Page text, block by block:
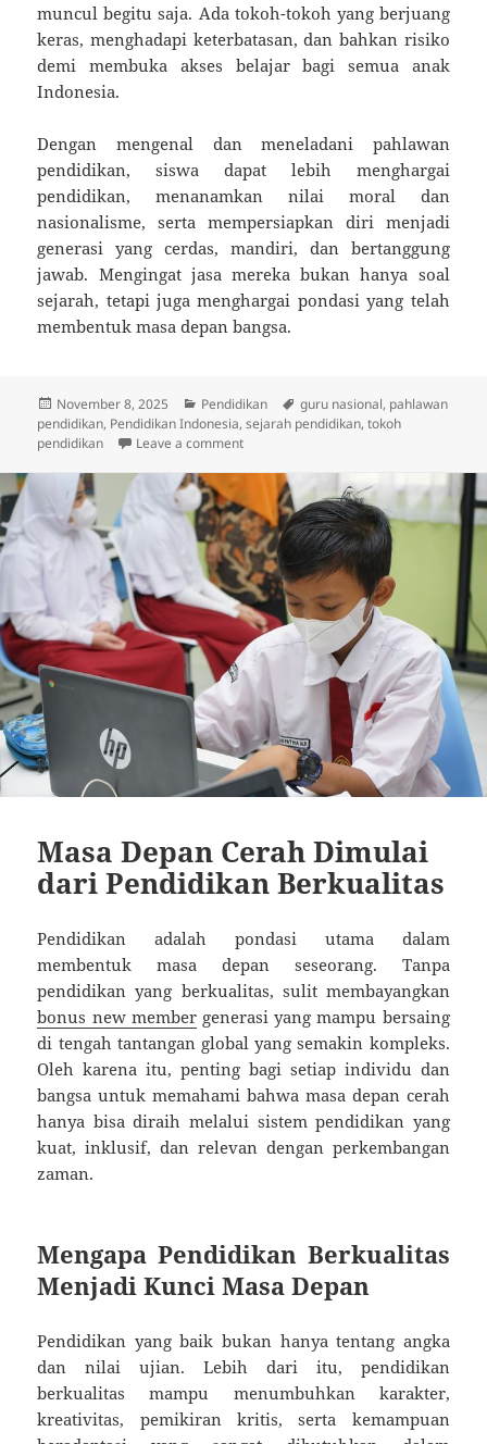
muncul begitu saja. Ada tokoh-tokoh yang berjuang
keras, menghadapi keterbatasan, dan bahkan risiko
demi membuka akses belajar bagi semua anak
Indonesia.
Dengan mengenal dan meneladani pahlawan
pendidikan, siswa dapat lebih menghargai
pendidikan, menanamkan nilai moral dan
nasionalisme, serta mempersiapkan diri menjadi
generasi yang cerdas, mandiri, dan bertanggung
jawab. Mengingat jasa mereka bukan hanya soal
sejarah, tetapi juga menghargai pondasi yang telah
membentuk masa depan bangsa.
Posted
on
November 8, 2025 Categories
Pendidikan Tags
guru nasional, pahlawan
pendidikan, Pendidikan Indonesia,sejarah pendidikan,tokoh
pendidikan
Leave a commenton Pahlawan Pendidikan Indonesia
Masa Depan Cerah Dimulai
dari Pendidikan Berkualitas
Pendidikan adalah pondasi utama dalam
membentuk masa depan seseorang. Tanpa
pendidikan yang berkualitas, sulit membayangkan
bonus new membergenerasi yang mampu bersaing
di tengah tantangan global yang semakin kompleks.
Oleh karena itu, penting bagi setiap individu dan
bangsa untuk memahami bahwa masa depan cerah
hanya bisa diraih melalui sistem pendidikan yang
kuat, inklusif, dan relevan dengan perkembangan
zaman.
Mengapa Pendidikan Berkualitas
Menjadi Kunci Masa Depan
Pendidikan yang baik bukan hanya tentang angka
dan nilai ujian. Lebih dari itu, pendidikan
berkualitas mampu menumbuhkan karakter,
kreativitas, pemikiran kritis, serta kemampuan